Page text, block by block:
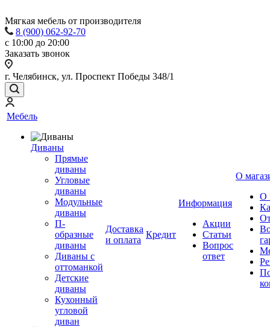
Мягкая мебель от производителя
8 (900) 062-92-70
с 10:00 до 20:00
Заказать звонок
г. Челябинск, ул. Проспект Победы 348/1
Мебель
Диваны
Прямые
диваны
Угловые
диваны
Модульные
диваны
П-
образные
диваны
Диваны с
оттоманкой
Детские
диваны
Кухонный
угловой
диван
Доставка
и оплата
Кредит
Информация
Акции
Статьи
Вопрос
ответ
О
О